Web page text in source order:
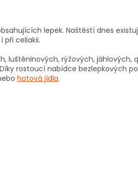
lepek. Naštěstí dnes
při celiakii.
luštěninových, rýžových, jáhlových,
rostoucí nabídce bezlepkových
hotová jídla.